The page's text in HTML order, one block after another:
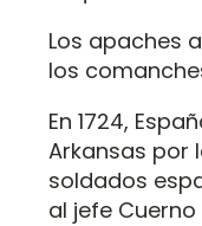
Los apaches
los
En 1724,
Arkansas por
soldados
al jefe Cuerno